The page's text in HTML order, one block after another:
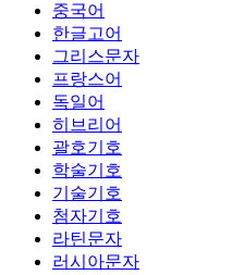
중국어
한글고어
그리스문자
프랑스어
독일어
히브리어
괄호기호
학술기호
기술기호
첨자기호
라틴문자
러시아문자